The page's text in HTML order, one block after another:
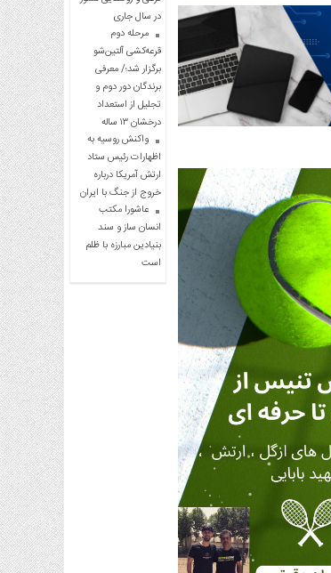
در سال جاری
مرحله دوم
قرعه‌کشی آلتین‌شو
برگزار شد؛/ معرفی
برندگان دور دوم و
تجلیل از استعداد
درخشان ۱۳ ساله
واکنش روسیه به
اظهارات رئیس ستاد
ارتش آمریکا درباره
خروج از جنگ با ایران
عاشورا مکتب
انسان ساز و سند
بنیادین مبارزه با ظلم
است